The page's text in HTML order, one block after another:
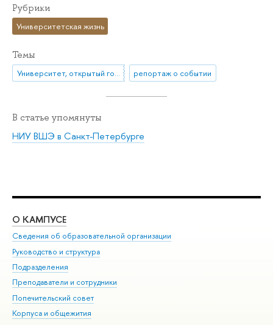
Рубрики
Университетская жизнь
Темы
Университет, открытый городу репортаж о событии
В статье упомянуты
НИУ ВШЭ в Санкт-Петербурге
О КАМПУСЕ
Сведения об образовательной организации
Руководство и структура
Подразделения
Преподаватели и сотрудники
Попечительский совет
Корпуса и общежития